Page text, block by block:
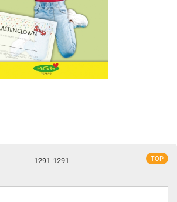
TOP
1291-1291